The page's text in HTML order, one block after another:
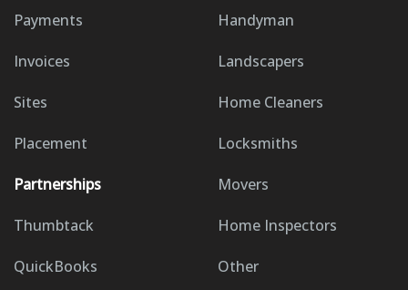
Payments
Invoices
Sites
Placement
Partnerships
Thumbtack
QuickBooks
Handyman
Landscapers
Home Cleaners
Locksmiths
Movers
Home Inspectors
Other